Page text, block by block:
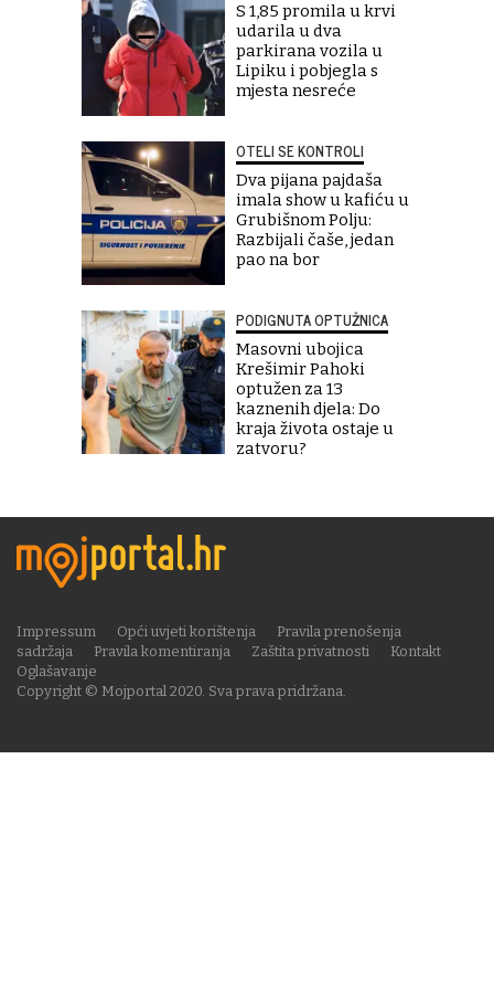
S 1,85 promila u krvi
udarila u dva
parkirana vozila u
Lipiku i pobjegla s
mjesta nesreće
OTELI SE KONTROLI
Dva pijana pajdaša
imala show u kafiću u
Grubišnom Polju:
Razbijali čaše, jedan
pao na bor
PODIGNUTA OPTUŽNICA
Masovni ubojica
Krešimir Pahoki
optužen za 13
kaznenih djela: Do
kraja života ostaje u
zatvoru?
Copyright © Mojportal 2020. Sva prava pridržana.
Impressum Opći uvjeti korištenja
Pravila prenošenja
sadržaja
Pravila komentiranja Zaštita privatnosti
Kontakt
Oglašavanje